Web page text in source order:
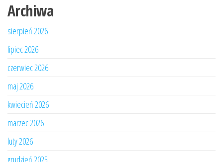
Archiwa
sierpień 2026
lipiec 2026
czerwiec 2026
maj 2026
kwiecień 2026
marzec 2026
luty 2026
grudzień 2025